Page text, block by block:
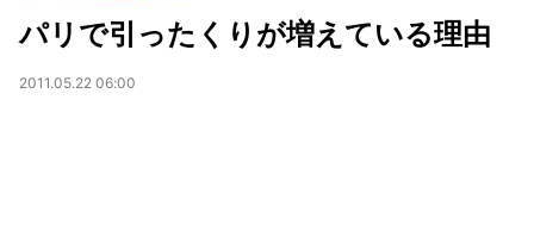
パリで引ったくりが増えている理由
2011.05.22 06:00